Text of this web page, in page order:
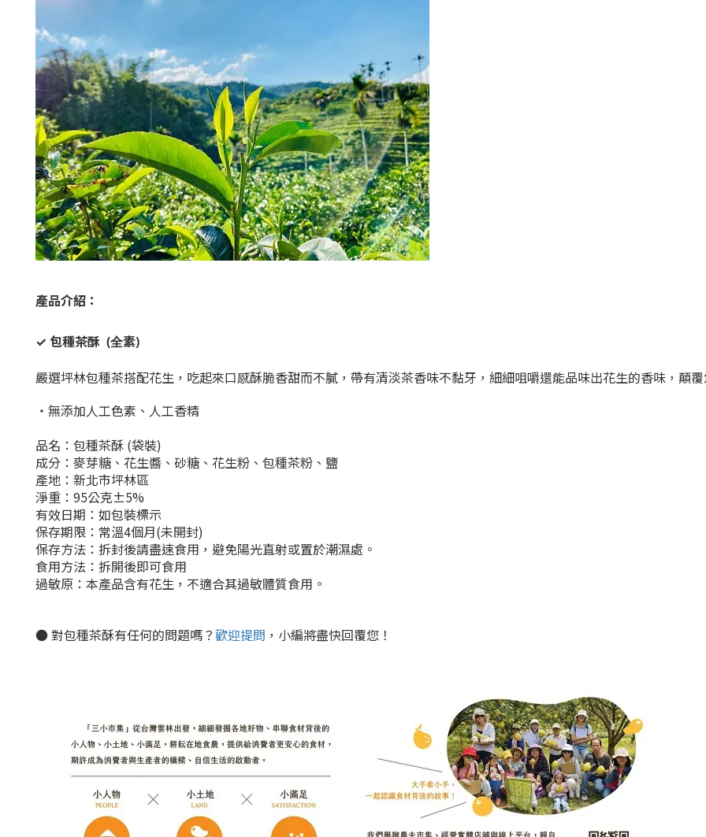
產品介紹：
✓ 包種茶酥 (全素)
嚴選坪林包種茶搭配花生，吃起來口感酥脆香甜而不膩 ，帶有清淡茶香味不黏牙，細細咀嚼還能品味出花生的香味，顛
・無添加人工色素、人工香精
品名：包種茶酥 (袋裝)
成分：麥芽糖、花生醬、砂糖、花生粉、 包種茶粉、鹽
產地：新北市坪林區
淨重：95公克±5%
有效日期：如包裝標示
保存期限：常溫4個月(未開封)
保存方法：拆封後請盡速食用，避免陽光直射或置於潮濕處。
食用方法：拆開後即可食用
過敏原：本產品含有花生，不適合其過敏體質食用。
● 對包種茶酥有任何的問題嗎？歡迎提問 ，小編將盡快回覆您！